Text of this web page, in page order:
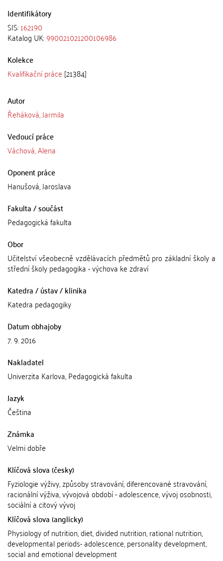
Identifikátory
SIS:162190
Katalog UK:990021021200106986
Kolekce
Kvalifikační práce [21384]
Autor
Řeháková, Jarmila
Vedoucí práce
Váchová, Alena
Oponent práce
Hanušová, Jaroslava
Fakulta / součást
Pedagogická fakulta
Obor
Učitelství všeobecně vzdělávacích předmětů pro základní školy a
střední školy pedagogika - výchova ke zdraví
Katedra / ústav / klinika
Katedra pedagogiky
Datum obhajoby
7. 9. 2016
Nakladatel
Univerzita Karlova, Pedagogická fakulta
Jazyk
Čeština
Známka
Velmi dobře
Klíčová slova (česky)
Fyziologie výživy, způsoby stravování, diferencované stravování,
racionální výživa, vývojová období - adolescence, vývoj osobnosti,
sociální a citový vývoj
Klíčová slova (anglicky)
Physiology of nutrition, diet, divided nutrition, rational nutrition,
developmental periods- adolescence, personality development,
social and emotional development